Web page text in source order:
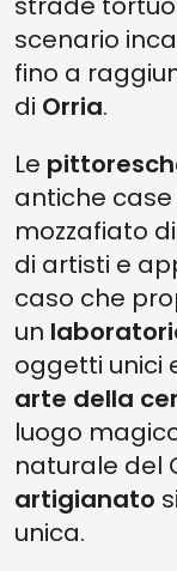
scenario
fino a
di Orria.
Le
antiche
mozzafiato
di artisti e
caso che
un
oggetti unici
arte della
luogo
naturale del
artigianato
unica.